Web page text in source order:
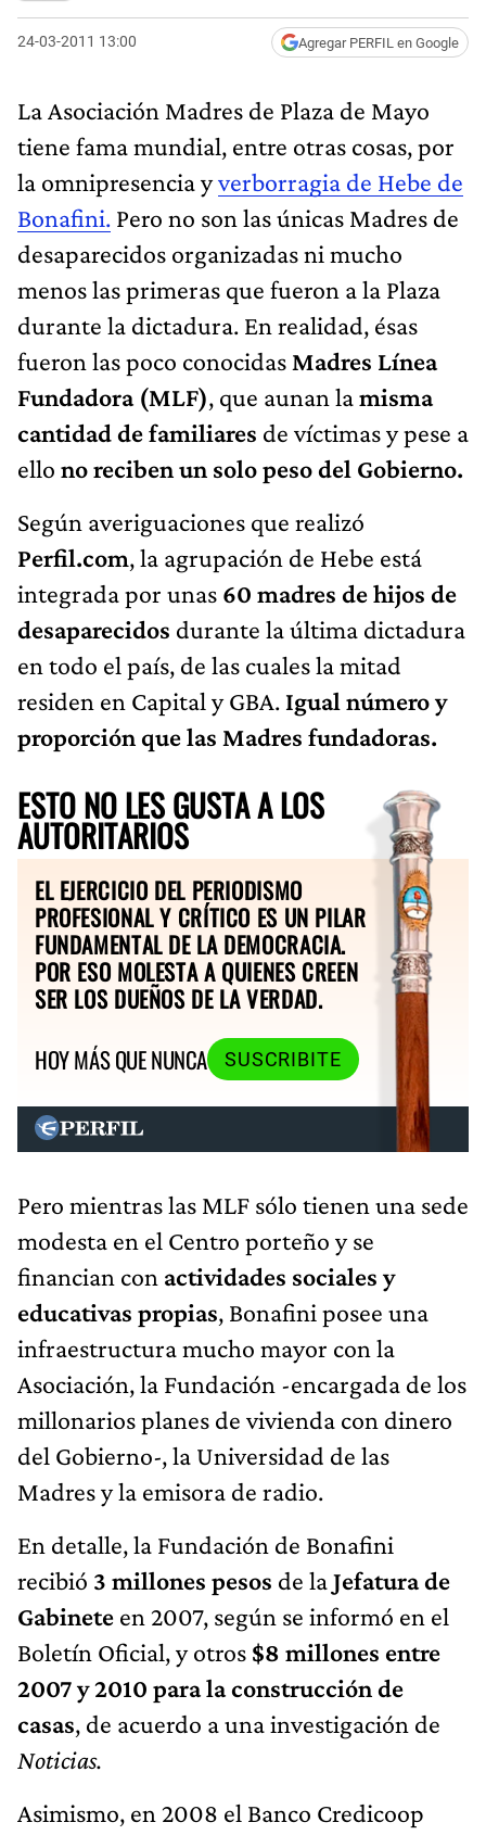
24-03-2011 13:00 Agregar PERFIL en Google
La Asociación Madres de Plaza de Mayo
tiene fama mundial, entre otras cosas, por
la omnipresencia yverborragia de Hebe de
Bonafini. Pero no son las únicas Madres de
desaparecidos organizadas ni mucho
menos las primeras que fueron a la Plaza
durante la dictadura. En realidad, ésas
fueron las poco conocidas Madres Línea
Fundadora (MLF), que aunan lamisma
cantidad de familiares de víctimas y pese a
ello no reciben un solo peso del Gobierno.
Según averiguaciones que realizó
Perfil.com, la agrupación de Hebe está
integrada por unas 60 madres de hijos de
desaparecidos durante la última dictadura
en todo el país, de las cuales la mitad
residen en Capital y GBA. Igual número y
proporción que las Madres fundadoras.
ESTO NO LES GUSTA A LOS
AUTORITARIOS
EL EJERCICIO DEL PERIODISMO
PROFESIONAL Y CRÍTICO ES UN PILAR
FUNDAMENTAL DE LA DEMOCRACIA.
POR ESO MOLESTA A QUIENES CREEN
SER LOS DUEÑOS DE LA VERDAD.
HOY MÁS QUE NUNCA
SUSCRIBITE
Pero mientras las MLF sólo tienen una sede
modesta en el Centro porteño y se
financian con actividades sociales y
educativas propias, Bonafini posee una
infraestructura mucho mayor con la
Asociación, la Fundación -encargada de los
millonarios planes de vivienda con dinero
del Gobierno-, la Universidad de las
Madres y la emisora de radio.
En detalle, la Fundación de Bonafini
recibió 3 millones pesos de laJefatura de
Gabinete en 2007, según se informó en el
Boletín Oficial, y otros $8 millones entre
2007 y 2010 para la construcción de
casas, de acuerdo a una investigación de
Noticias.
Asimismo, en 2008 el Banco Credicoop